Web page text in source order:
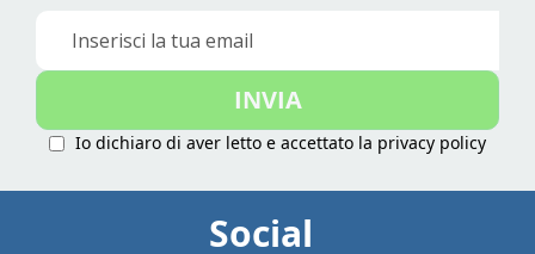
Iscriviti
nostra
INVIA
Io dichiaro di aver letto e accettato la privacy policy
Social